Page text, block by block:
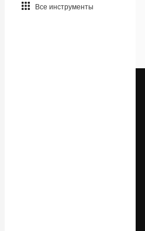
Все инструменты